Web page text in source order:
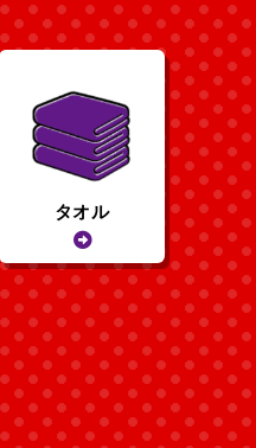
タオル